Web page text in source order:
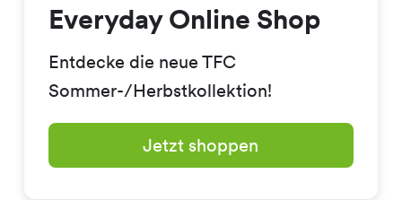
Everyday Online Shop
Entdecke die neue TFC
Sommer-/Herbstkollektion!
Jetzt shoppen